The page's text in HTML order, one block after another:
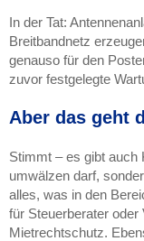
In der Tat:
Breitbandnetz
genauso für den
zuvor festgelegte
Aber das geht
Stimmt – es gibt auch
umwälzen darf,
alles, was in den
für Steuerberater
Mietrechtschutz.